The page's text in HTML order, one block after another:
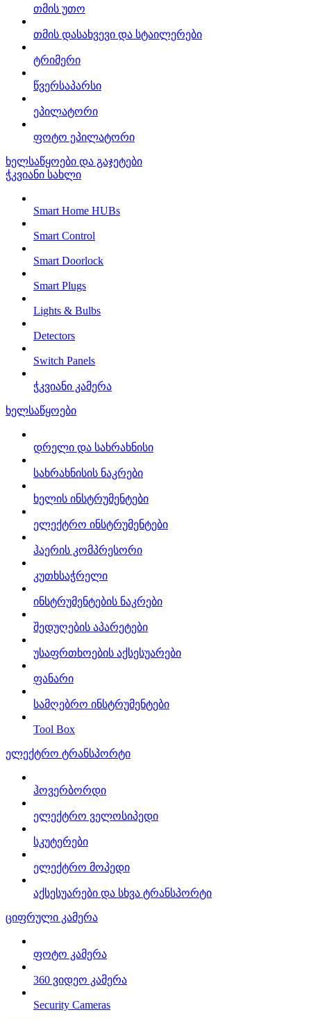
თმის უთო
თმის დასახვევი და სტაილერები
ტრიმერი
წვერსაპარსი
ეპილატორი
ფოტო ეპილატორი
ხელსაწყოები და გაჯეტები
ჭკვიანი სახლი
Smart Home HUBs
Smart Control
Smart Doorlock
Smart Plugs
Lights & Bulbs
Detectors
Switch Panels
ჭკვიანი კამერა
ხელსაწყოები
დრელი და სახრახნისი
სახრახნისის ნაკრები
ხელის ინსტრუმენტები
ელექტრო ინსტრუმენტები
ჰაერის კომპრესორი
კუთხსაჭრელი
ინსტრუმენტების ნაკრები
შედუღების აპარეტები
უსაფრთხოების აქსესუარები
ფანარი
სამღებრო ინსტრუმენტები
Tool Box
ელექტრო ტრანსპორტი
ჰოვერბორდი
ელექტრო ველოსიპედი
სკუტერები
ელექტრო მოპედი
აქსესუარები და სხვა ტრანსპორტი
ციფრული კამერა
ფოტო კამერა
360 ვიდეო კამერა
Security Cameras